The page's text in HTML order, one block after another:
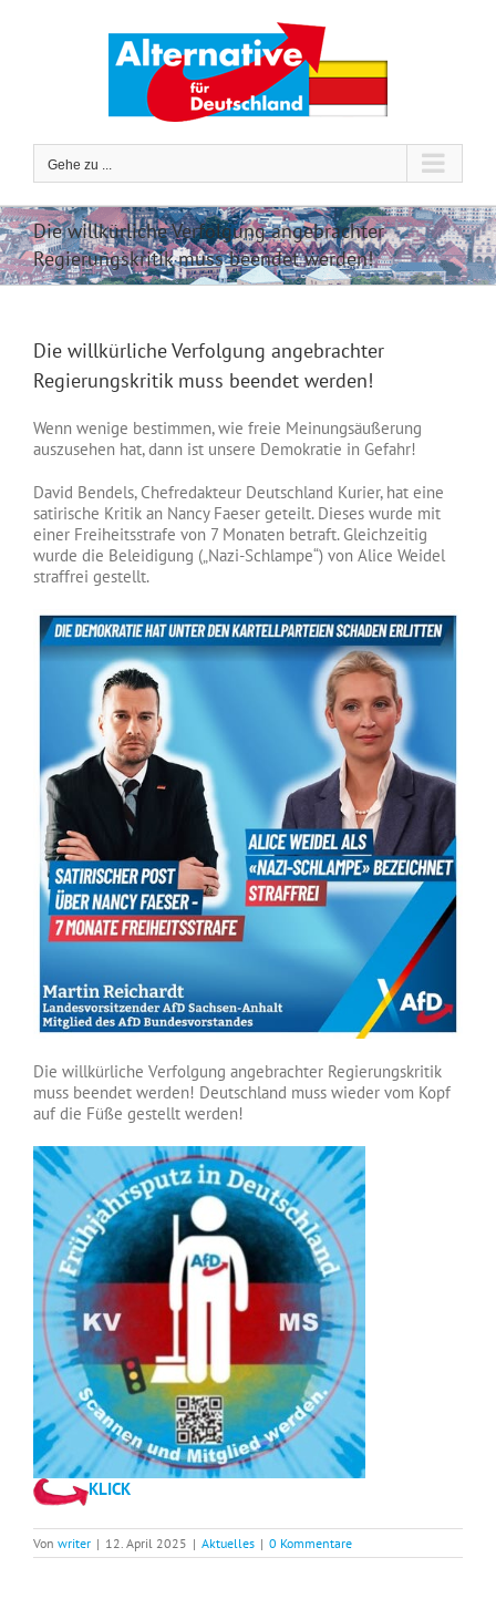
Gehe zu ...
Die willkürliche Verfolgung angebrachter
Regierungskritik muss beendet werden!
Die willkürliche Verfolgung angebrachter
Regierungskritik muss beendet werden!
Wenn wenige bestimmen, wie freie Meinungsäußerung
auszusehen hat, dann ist unsere Demokratie in Gefahr!
David Bendels, Chefredakteur Deutschland Kurier, hat eine
satirische Kritik an Nancy Faeser geteilt. Dieses wurde mit
einer Freiheitsstrafe von 7 Monaten betraft. Gleichzeitig
wurde die Beleidigung („Nazi-Schlampe“) von Alice Weidel
straffrei gestellt.
Die willkürliche Verfolgung angebrachter Regierungskritik
muss beendet werden! Deutschland muss wieder vom Kopf
auf die Füße gestellt werden!
KLICK
Von writer | 12. April 2025 | Aktuelles | 0 Kommentare